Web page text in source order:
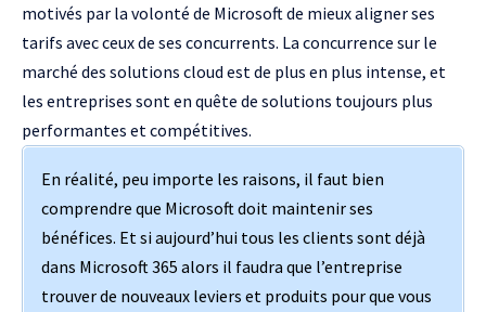
motivés par la volonté de Microsoft de mieux aligner ses
tarifs avec ceux de ses concurrents. La concurrence sur le
marché des solutions cloud est de plus en plus intense, et
les entreprises sont en quête de solutions toujours plus
performantes et compétitives.
En réalité, peu importe les raisons, il faut bien
comprendre que Microsoft doit maintenir ses
bénéfices. Et si aujourd’hui tous les clients sont déjà
dans Microsoft 365 alors il faudra que l’entreprise
trouver de nouveaux leviers et produits pour que vous